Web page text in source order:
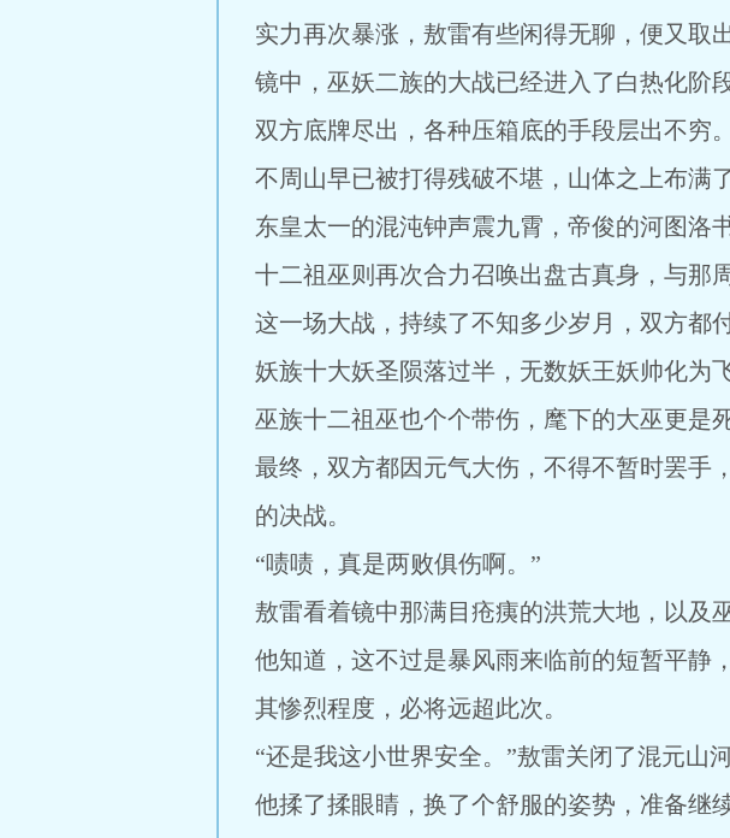
实力再次暴涨，敖雷有些闲得无聊，便又取
镜中，巫妖二族的大战已经进入了白热化阶段
双方底牌尽出，各种压箱底的手段层出不穷。
不周山早已被打得残破不堪，山体之上布满
东皇太一的混沌钟声震九霄，帝俊的河图洛
十二祖巫则再次合力召唤出盘古真身，与那
这一场大战，持续了不知多少岁月，双方都
妖族十大妖圣陨落过半，无数妖王妖帅化为飞
巫族十二祖巫也个个带伤，麾下的大巫更是
最终，双方都因元气大伤，不得不暂时罢手
的决战。
“啧啧，真是两败俱伤啊。”
敖雷看着镜中那满目疮痍的洪荒大地，以及
他知道，这不过是暴风雨来临前的短暂平静
其惨烈程度，必将远超此次。
“还是我这小世界安全。”敖雷关闭了混元山
他揉了揉眼睛，换了个舒服的姿势，准备继